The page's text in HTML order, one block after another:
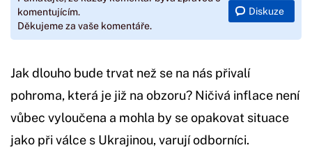
komentujícím.
Děkujeme za vaše komentáře.
Diskuze
Jak dlouho bude trvat než se na nás přivalí
pohroma, která je již na obzoru? Ničivá inflace není
vůbec vyloučena a mohla by se opakovat situace
jako při válce s Ukrajinou, varují odborníci.